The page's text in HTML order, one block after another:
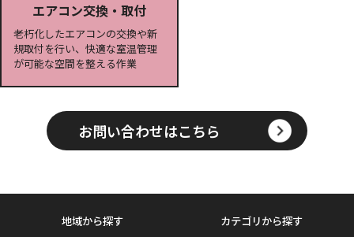
エアコン交換・取付
老朽化したエアコンの交換や新
規取付を行い、快適な室温管理
が可能な空間を整える作業
お問い合わせはこちら
地域から探す
カテゴリから探す